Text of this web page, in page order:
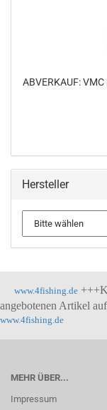
ABVERKAUF:
Hersteller
www.4fishing.de
angebotenen Artikel
www.4fishing.de
MEHR ÜBER...
Impressum